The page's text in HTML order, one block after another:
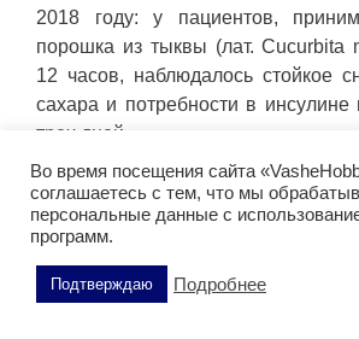
2018 году: у пациентов,
порошка из тыквы (лат. Cucurbita
12 часов, наблюдалось стойкое
сахара и потребности в инсулине
трех дней.
Тыквенные семечки:
полезных веществ для
мочеполовой системы
Во время посещения сайта
соглашаетесь с тем, что мы
персональные данные с
программ.
Подтверждаю Подробнее